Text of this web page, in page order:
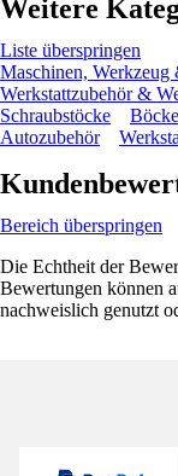
Weitere
Liste überspringen
Maschinen, Werkzeug
Werkstattzubehör &
Schraubstöcke
Böcke
Autozubehör
Bereich überspringen
Die Echtheit der
Bewertungen können
nachweislich genutzt